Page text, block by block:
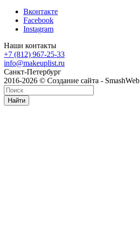
Вконтакте
Facebook
Instagram
Наши контакты
+7 (812) 967-25-33
info@makeuplist.ru
Санкт-Петербург
2016-2026 © Создание сайта - SmashWeb
Найти